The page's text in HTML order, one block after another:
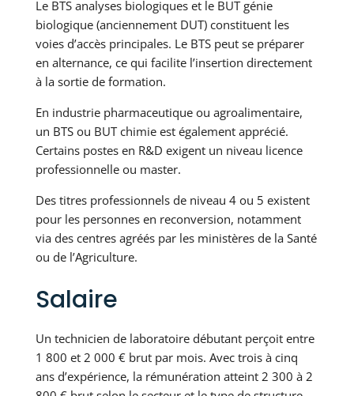
Le BTS analyses biologiques et le BUT génie
biologique (anciennement DUT) constituent les
voies d’accès principales. Le BTS peut se préparer
en alternance, ce qui facilite l’insertion directement
à la sortie de formation.
En industrie pharmaceutique ou agroalimentaire,
un BTS ou BUT chimie est également apprécié.
Certains postes en R&D exigent un niveau licence
professionnelle ou master.
Des titres professionnels de niveau 4 ou 5 existent
pour les personnes en reconversion, notamment
via des centres agréés par les ministères de la Santé
ou de l’Agriculture.
Salaire
Un technicien de laboratoire débutant perçoit entre
1 800 et 2 000 € brut par mois. Avec trois à cinq
ans d’expérience, la rémunération atteint 2 300 à 2